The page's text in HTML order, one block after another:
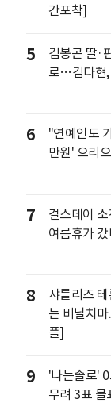
간포착]
5
김봉곤 딸·
로…김다현,
6
"연예인도
만원' 으리
7
걸스데이
여름휴가
8
샤를리즈
는 비닐치
플]
9
'나는솔로'
무려 3표